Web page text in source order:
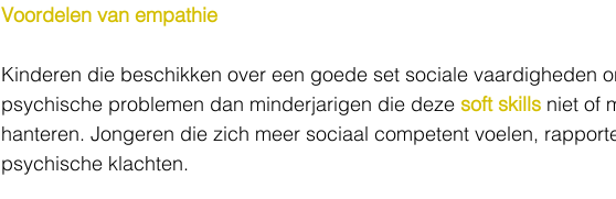
Voordelen van empathie
Kinderen die beschikken over een goede set sociale vaardigheden
psychische problemen dan minderjarigen die deze soft skills niet of
hanteren. Jongeren die zich meer sociaal competent voelen,
psychische klachten.